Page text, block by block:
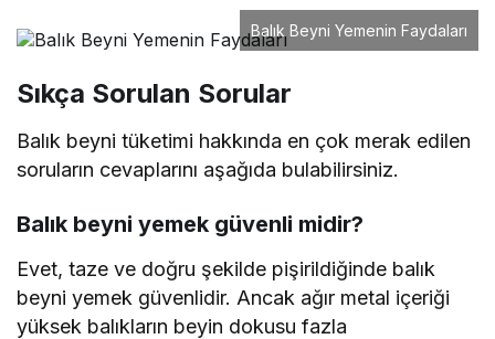
Balık Beyni Yemenin Faydaları
Sıkça Sorulan Sorular
Balık beyni tüketimi hakkında en çok merak edilen
soruların cevaplarını aşağıda bulabilirsiniz.
Balık beyni yemek güvenli midir?
Evet, taze ve doğru şekilde pişirildiğinde balık
beyni yemek güvenlidir. Ancak ağır metal içeriği
yüksek balıkların beyin dokusu fazla